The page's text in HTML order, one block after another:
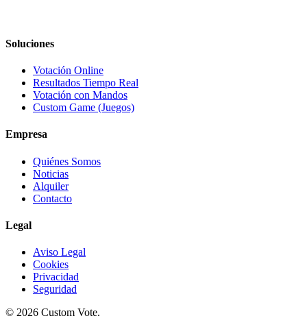
Soluciones
Votación Online
Resultados Tiempo Real
Votación con Mandos
Custom Game (Juegos)
Empresa
Quiénes Somos
Noticias
Alquiler
Contacto
Legal
Aviso Legal
Cookies
Privacidad
Seguridad
© 2026 Custom Vote.